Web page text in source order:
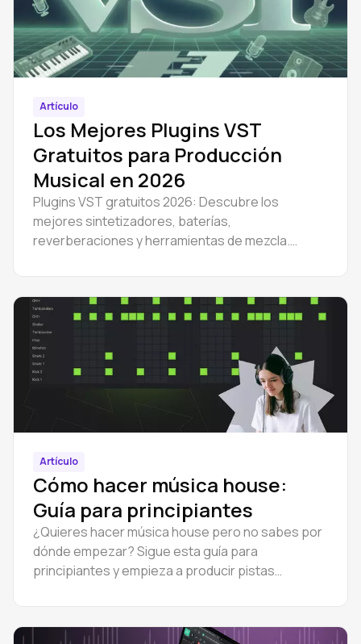
Artículo
Los Mejores Plugins VST
Gratuitos para Producción
Musical en 2026
Plugins VST gratuitos 2026: Descubre los
mejores sintetizadores, baterías,
reverberaciones y herramientas de mezcla.
Artículo
Cómo hacer música house:
Guía para principiantes
¿Quieres hacer música house pero no sabes por
dónde empezar? Sigue esta guía para
principiantes y empieza a producir pistas